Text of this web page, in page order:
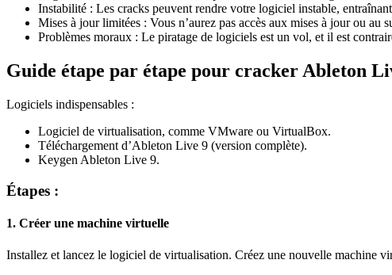
Instabilité : Les cracks peuvent rendre votre logiciel instable,
Mises à jour limitées : Vous n’aurez pas accès aux mises à jour ou
Problèmes moraux : Le piratage de logiciels est un vol, et il est
Guide étape par étape pour cracker Ableton
Logiciels indispensables :
Logiciel de virtualisation, comme VMware ou VirtualBox.
Téléchargement d’Ableton Live 9 (version complète).
Keygen Ableton Live 9.
Étapes :
1. Créer une machine virtuelle
Installez et lancez le logiciel de virtualisation. Créez une nouvelle machine